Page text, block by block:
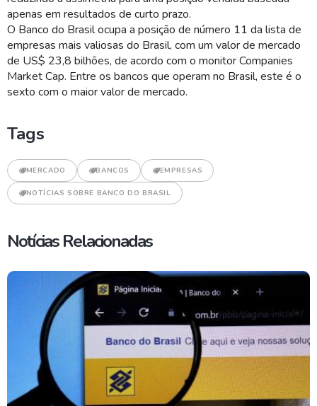
apenas em resultados de curto prazo.
O Banco do Brasil ocupa a posição de número 11 da lista de
empresas mais valiosas do Brasil, com um valor de mercado
de US$ 23,8 bilhões, de acordo com o monitor Companies
Market Cap. Entre os bancos que operam no Brasil, este é o
sexto com o maior valor de mercado.
Tags
MERCADO BANCOS EMPRESAS
NOTÍCIAS SOBRE BANCO DO BRASIL
Notícias Relacionadas